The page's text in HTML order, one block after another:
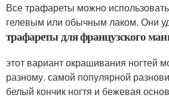
Все трафареты можно
гелевым или обычным лаком. Они
трафареты для французского
этот вариант окрашивания ногтей
разному. самой популярной
белый кончик ногтя и бежевая